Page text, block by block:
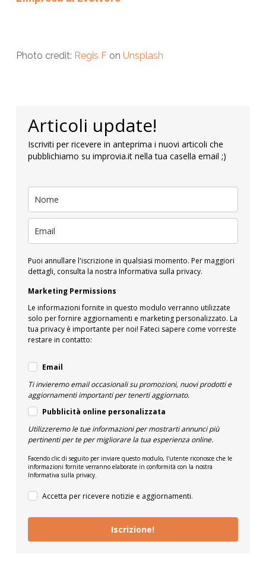
Photo credit: Regis Fon Unsplash
Articoli update!
Iscriviti per ricevere in anteprima i nuovi articoli che
pubblichiamo su improvia.it nella tua casella email ;)
Puoi annullare l'iscrizione in qualsiasi momento. Per maggiori
dettagli, consulta la nostra Informativa sulla privacy.
Marketing Permissions
Le informazioni fornite in questo modulo verranno utilizzate
solo per fornire aggiornamenti e marketing personalizzato. La
tua privacy è importante per noi! Fateci sapere come vorreste
restare in contatto:
Email
Ti invieremo email occasionali su promozioni, nuovi prodotti e
aggiornamenti importanti per tenerti aggiornato.
Pubblicità online personalizzata
Utilizzeremo le tue informazioni per mostrarti annunci più
pertinenti per te per migliorare la tua esperienza online.
Facendo clic di seguito per inviare questo modulo, l'utente riconosce che le
informazioni fornite verranno elaborate in conformità con la nostra
Informativa sulla privacy.
Accetta per ricevere notizie e aggiornamenti.
Iscrizione!